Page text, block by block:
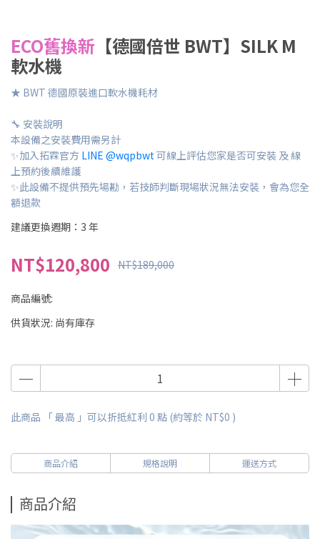
ECO舊換新 【德國倍世 BWT】SILK M
軟水機
★ BWT 德國原裝進口軟水機耗材
🔧 安裝說明
本設備之安裝費用需另計
✨加入拓霖官方 LINE @wqpbwt可線上評估您家是否可安裝 及 線
上預約後續維護
✨此設備不提供預先場勘，若技師判斷現場狀況無法安裝，會為您全
額退款
建議更換週期：3 年
NT$120,800 NT$189,000
商品編號:
供貨狀況: 尚有庫存
此商品 「 最高 」可以折抵紅利 0 點 (約等於 NT$0 )
商品介紹 規格說明 運送方式
商品介紹